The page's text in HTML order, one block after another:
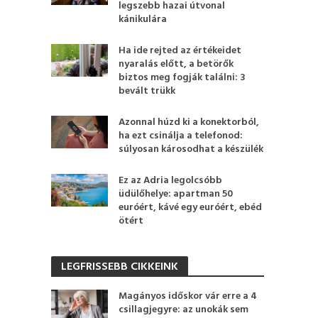
legszebb hazai útvonal
kánikulára
Ha ide rejted az értékeidet
nyaralás előtt, a betörők
biztos meg fogják találni: 3
bevált trükk
Azonnal húzd ki a konektorból,
ha ezt csinálja a telefonod:
súlyosan károsodhat a készülék
Ez az Adria legolcsóbb
üdülőhelye: apartman 50
euróért, kávé egy euróért, ebéd
ötért
LEGFRISSEBB CIKKEINK
Magányos időskor vár erre a 4
csillagjegyre: az unokák sem